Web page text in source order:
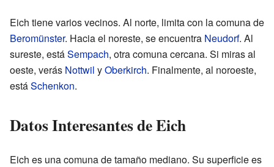
Eich tiene varios vecinos. Al norte, limita con la comuna de
Beromünster. Hacia el noreste, se encuentra Neudorf. Al
sureste, estáSempach, otra comuna cercana. Si miras al
oeste, verás Nottwil yOberkirch. Finalmente, al noroeste,
estáSchenkon.
Datos Interesantes de Eich
Eich es una comuna de tamaño mediano. Su superficie es